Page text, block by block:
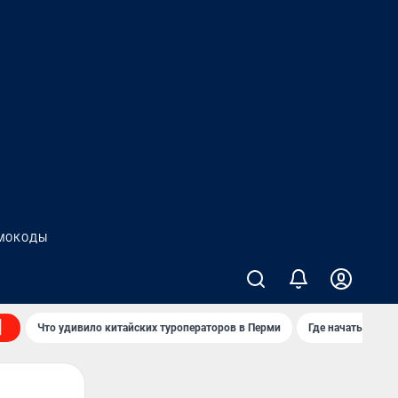
Что удивило китайских туроператоров в Перми Где начать